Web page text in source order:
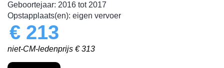
Geboortejaar: 2016 tot 2017
Opstapplaats(en): eigen vervoer
€ 213
niet-CM-ledenprijs € 313